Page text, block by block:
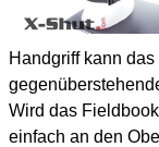
Handgriff kann
Wird das
einfach an den